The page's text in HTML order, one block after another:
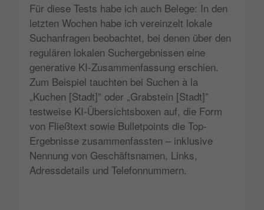
Für diese Tests habe ich auch Belege: In den
letzten Wochen habe ich vereinzelt lokale
Suchanfragen beobachtet, bei denen über den
regulären lokalen Suchergebnissen eine
generative KI-Zusammenfassung erschien.
Zum Beispiel tauchten bei Suchen à la
„Kuchen [Stadt]” oder „Grabstein [Stadt]”
testweise KI-Übersichtsboxen auf, die Form
von Fließtext sowie Bulletpoints die Top-
Ergebnisse zusammenfassten – inklusive
Nennung von Geschäftsnamen, Links,
Adressdetails und Telefonnummern.